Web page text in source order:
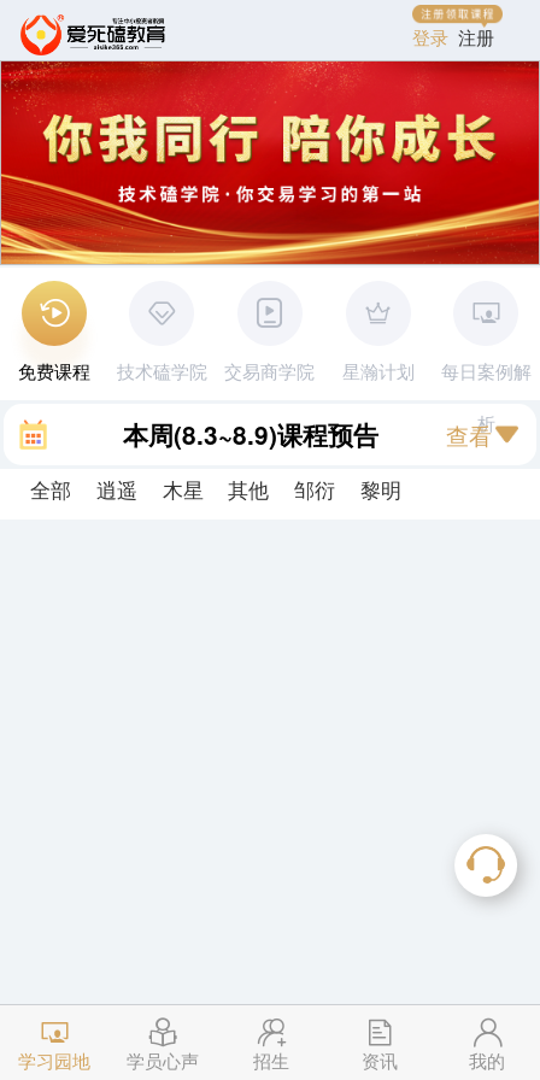
登录 注册
免费课程 技术磕学院 交易商学院 星瀚计划 每日案例解
析
本周(8.3~8.9)课程预告 查看
全部 逍遥 木星 其他 邹衍 黎明
学习园地 学员心声 招生 资讯 我的